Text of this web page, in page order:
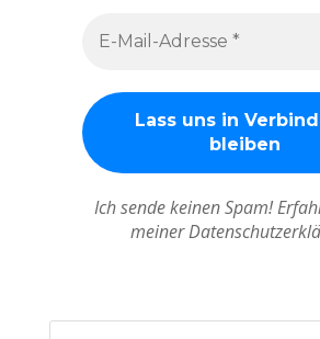
Ich sende keinen Spam!
meiner